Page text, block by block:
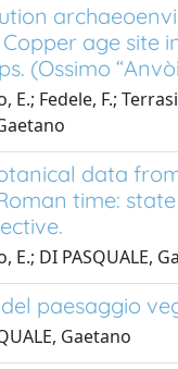
age site
(Ossimo
E.; Fedele, F.;
data
time:
E.; DI PASQUALE,
paesaggio
Gaetano